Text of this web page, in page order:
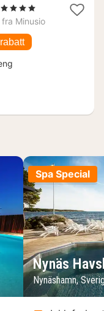
1
natt
2142
kr.
, 4 Stjerner
Minusio
Spa Special
Nynäs
Nynäshamn,